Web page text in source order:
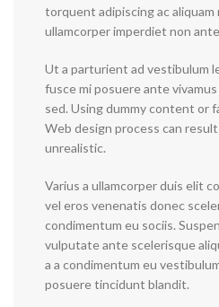
torquent adipiscing ac
ullamcorper imperdiet non
Ut a parturient ad vestibulum
fusce mi posuere ante
sed. Using dummy content or
Web design process can
unrealistic.
Varius a ullamcorper duis elit
vel eros venenatis donec
condimentum eu sociis.
vulputate ante scelerisque
a a condimentum eu
posuere tincidunt blandit.